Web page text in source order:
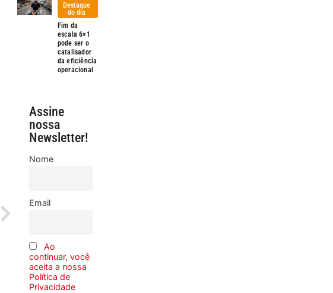
Destaque
do dia
Fim da
escala 6×1
pode ser o
catalisador
da eficiência
operacional
Assine
nossa
Newsletter!
Nome
Email
Ao
continuar, você
aceita a nossa
Política de
Privacidade